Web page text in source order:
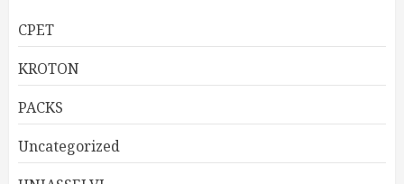
CPET
KROTON
PACKS
Uncategorized